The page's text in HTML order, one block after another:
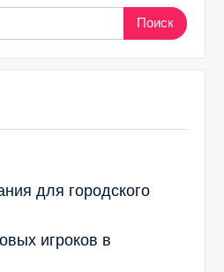
для городского
игроков в